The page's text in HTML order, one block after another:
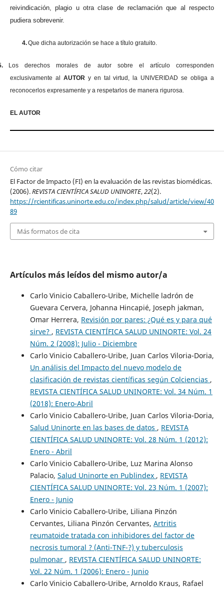
reivindicación, plagio u otra clase de reclamación que al respecto
pudiera sobrevenir.
4.Que dicha autorización se hace a título gratuito.
Los derechos morales de autor sobre el artículo corresponden
exclusivamente al AUTOR y en tal virtud, la UNIVERIDAD se obliga a
reconocerlos expresamente y a respetarlos de manera rigurosa.
EL AUTOR
Cómo citar
El Factor de Impacto (FI) en la evaluación de las revistas biomédicas.
(2006).REVISTA CIENTÍFICA SALUD UNINORTE,22(2).
https://rcientificas.uninorte.edu.co/index.php/salud/article/view/40
89
Más formatos de cita
Artículos más leídos del mismo autor/a
Carlo Vinicio Caballero-Uribe, Michelle ladrón de
Guevara Cervera, Johanna Hincapié, Joseph jakman,
Omar Herrera, Revisión por pares: ¿Qué es y para qué
sirve? , REVISTA CIENTÍFICA SALUD UNINORTE: Vol. 24
Núm. 2 (2008): Julio - Diciembre
Carlo Vinicio Caballero-Uribe, Juan Carlos Viloria-Doria,
Un análisis del Impacto del nuevo modelo de
clasificación de revistas científicas según Colciencias ,
REVISTA CIENTÍFICA SALUD UNINORTE: Vol. 34 Núm. 1
(2018): Enero-Abril
Carlo Vinicio Caballero-Uribe, Juan Carlos Viloria-Doria,
Salud Uninorte en las bases de datos , REVISTA
CIENTÍFICA SALUD UNINORTE: Vol. 28 Núm. 1 (2012):
Enero - Abril
Carlo Vinicio Caballero-Uribe, Luz Marina Alonso
Palacio, Salud Uninorte en Publindex , REVISTA
CIENTÍFICA SALUD UNINORTE: Vol. 23 Núm. 1 (2007):
Enero - Junio
Carlo Vinicio Caballero-Uribe, Liliana Pinzón
Cervantes, Liliana Pinzón Cervantes, Artritis
reumatoide tratada con inhibidores del factor de
necrosis tumoral ? (Anti-TNF-?) y tuberculosis
pulmonar , REVISTA CIENTÍFICA SALUD UNINORTE:
Vol. 22 Núm. 1 (2006): Enero - Junio
Carlo Vinicio Caballero-Uribe, Arnoldo Kraus, Rafael